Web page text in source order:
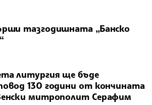
тазгодишната „Банско
литургия ще бъде
130 години от кончината
митрополит Серафим